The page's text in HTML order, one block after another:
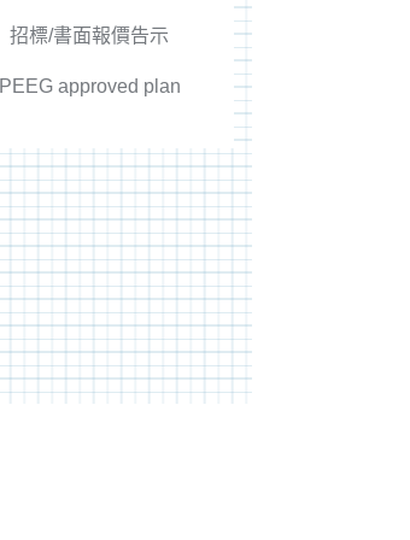
招標/書面報價告示
PEEG approved plan